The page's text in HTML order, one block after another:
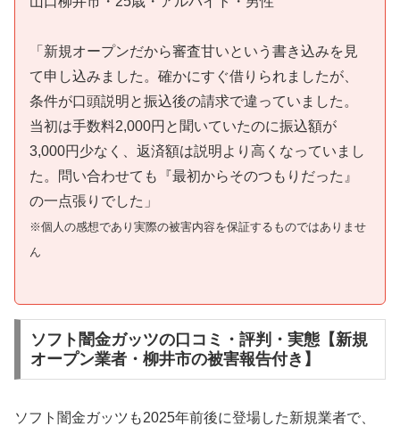
「新規オープンだから審査甘いという書き込みを見
て申し込みました。確かにすぐ借りられましたが、
条件が口頭説明と振込後の請求で違っていました。
当初は手数料2,000円と聞いていたのに振込額が
3,000円少なく、返済額は説明より高くなっていまし
た。問い合わせても『最初からそのつもりだった』
の一点張りでした」
※個人の感想であり実際の被害内容を保証するものではありませ
ん
ソフト闇金ガッツの口コミ・評判・実態【新規
オープン業者・柳井市の被害報告付き】
ソフト闇金ガッツも2025年前後に登場した新規業者で、